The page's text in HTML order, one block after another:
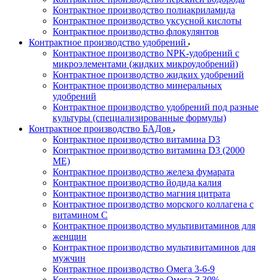
Контрактное производство полиакриламида
Контрактное производство уксусной кислоты
Контрактное производство флокулянтов
Контрактное производство удобрений
Контрактное производство NPK-удобрений с
микроэлементами (жидких микроудобрений)
Контрактное производство жидких удобрений
Контрактное производство минеральных
удобрений
Контрактное производство удобрений под разные
культуры (специализированные формулы)
Контрактное производство БАДов
Контрактное производство витамина D3
Контрактное производство витамина D3 (2000
МЕ)
Контрактное производство железа фумарата
Контрактное производство йодида калия
Контрактное производство магния цитрата
Контрактное производство морского коллагена с
витамином С
Контрактное производство мультивитаминов для
женщин
Контрактное производство мультивитаминов для
мужчин
Контрактное производство Омега 3-6-9